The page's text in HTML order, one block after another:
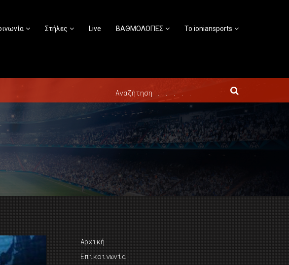
Στήλες Live ΒΑΘΜΟΛΟΓΙΕΣ Το ioniansports
Αρχική
Επικοινωνία